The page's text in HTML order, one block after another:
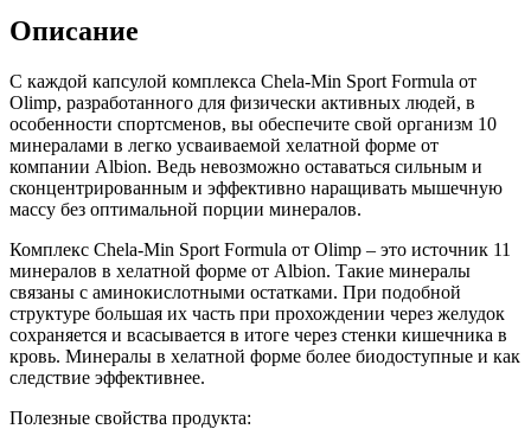
Описание
С каждой капсулой комплекса Chela-Min Sport Formula от
Olimp, разработанного для физически активных людей, в
особенности спортсменов, вы обеспечите свой организм 10
минералами в легко усваиваемой хелатной форме от
компании Albion. Ведь невозможно оставаться сильным и
сконцентрированным и эффективно наращивать мышечную
массу без оптимальной порции минералов.
Комплекс Chela-Min Sport Formula от Olimp – это источник 11
минералов в хелатной форме от Albion. Такие минералы
связаны с аминокислотными остатками. При подобной
структуре большая их часть при прохождении через желудок
сохраняется и всасывается в итоге через стенки кишечника в
кровь. Минералы в хелатной форме более биодоступные и как
следствие эффективнее.
Полезные свойства продукта: